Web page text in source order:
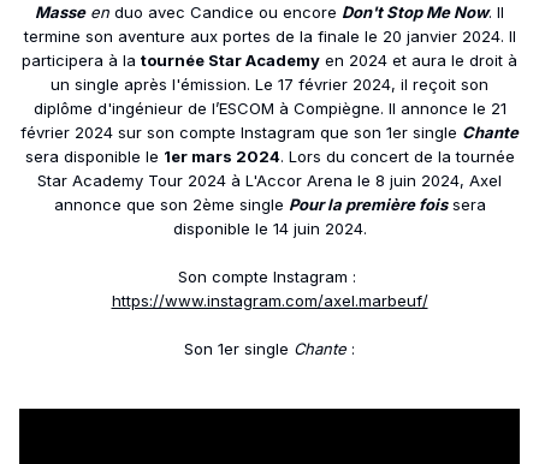
Masseen duo avec Candice ou encore Don't Stop Me Now. Il
termine son aventure aux portes de la finale le 20 janvier 2024. Il
participera à la tournée Star Academy en 2024 et aura le droit à
un single après l'émission. Le 17 février 2024, il reçoit son
diplôme d'ingénieur de l’ESCOM à Compiègne. Il annonce le 21
février 2024 sur son compte Instagram que son 1er single Chante
sera disponible le 1er mars 2024. Lors du concert de la tournée
Star Academy Tour 2024 à L'Accor Arena le 8 juin 2024, Axel
annonce que son 2ème single Pour la première foissera
disponible le 14 juin 2024.
Son compte Instagram :
https://www.instagram.com/axel.marbeuf/
Son 1er single Chante :